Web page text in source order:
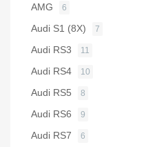
AMG 6
Audi S1 (8X) 7
Audi RS3 11
Audi RS4 10
Audi RS5 8
Audi RS6 9
Audi RS7 6